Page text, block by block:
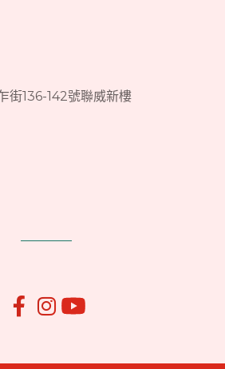
街136-142號聯威新樓
 